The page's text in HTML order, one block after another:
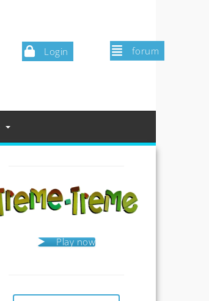
Login forum
Play now